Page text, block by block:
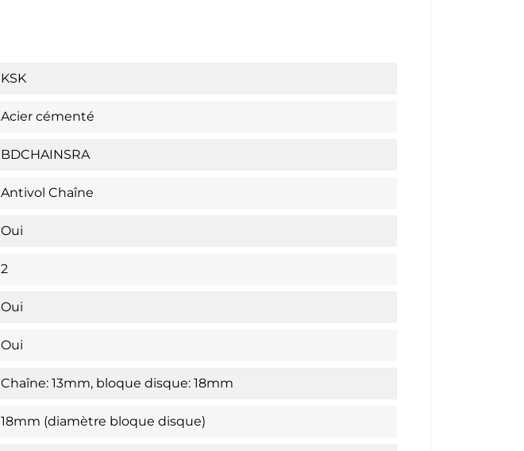
KSK
Acier cémenté
BDCHAINSRA
Antivol Chaîne
Oui
2
Oui
Oui
Chaîne: 13mm, bloque disque: 18mm
18mm (diamètre bloque disque)